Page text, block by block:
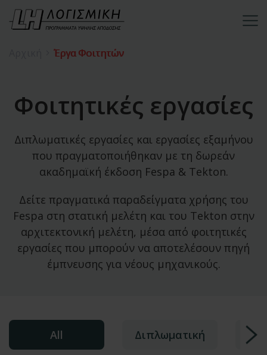
Έργα Φοιτητών
Φοιτητικές εργασίες
Διπλωματικές εργασίες και εργασίες εξαμήνου
που πραγματοποιήθηκαν με τη δωρεάν
ακαδημαϊκή έκδοση Fespa & Tekton.
Δείτε πραγματικά παραδείγματα χρήσης του
Fespa στη στατική μελέτη και του Tekton στην
αρχιτεκτονική μελέτη, μέσα από φοιτητικές
εργασίες που μπορούν να αποτελέσουν πηγή
έμπνευσης για νέους μηχανικούς.
All Διπλωματική